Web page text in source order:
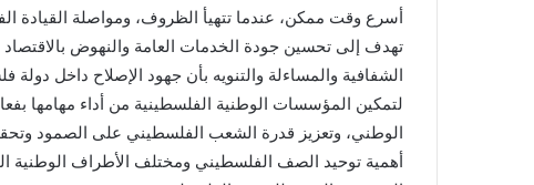
أسرع وقت ممكن، عندما تتهيأ الظروف، ومواصلة القيادة
تهدف إلى تحسين جودة الخدمات العامة والنهوض بالاقتصاد
الشفافية والمساءلة والتنويه بأن جهود الإصلاح داخل
لتمكين المؤسسات الوطنية الفلسطينية من أداء مهامها
الوطني، وتعزيز قدرة الشعب الفلسطيني على الصمود
أهمية توحيد الصف الفلسطيني ومختلف الأطراف الوطنية